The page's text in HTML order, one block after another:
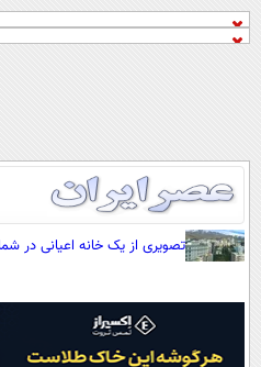
صفحه
آرشیو
نظرسنجی
تصویری از یک خانه اعیانی در